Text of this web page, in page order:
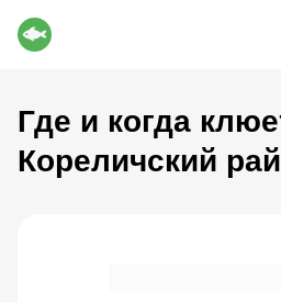
Где и когда
Кореличский